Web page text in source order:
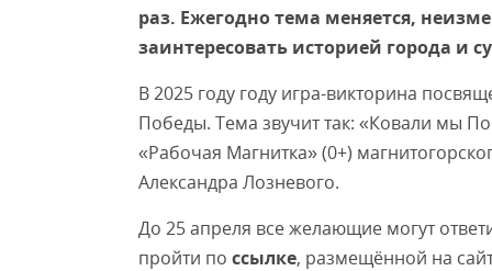
раз. Ежегодно тема меняется,
заинтересовать историей города и
В 2025 году году игра-викторина
Победы. Тема звучит так: «Ковали мы
«Рабочая Магнитка» (0+)
Александра Лозневого.
До 25 апреля все желающие могут
пройти по ссылке, размещённой на